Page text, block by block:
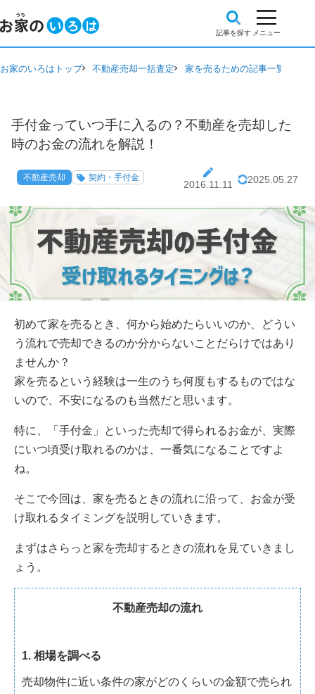
お家のいろはトップ 不動産売却一括査定 家を売るための記事一覧
手付金っていつ手に入るの？不動産を売却した
時のお金の流れを解説！
不動産売却 契約・手付金
2016.11.11 2025.05.27
初めて家を売るとき、何から始めたらいいのか、どうい
う流れで売却できるのか分からないことだらけではあり
ませんか？
家を売るという経験は一生のうち何度もするものではな
いので、不安になるのも当然だと思います。
特に、「手付金」といった売却で得られるお金が、実際
にいつ頃受け取れるのかは、一番気になることですよ
ね。
そこで今回は、家を売るときの流れに沿って、お金が受
け取れるタイミングを説明していきます。
まずはさらっと家を売却するときの流れを見ていきまし
ょう。
不動産売却の流れ
1. 相場を調べる
売却物件に近い条件の家がどのくらいの金額で売られ